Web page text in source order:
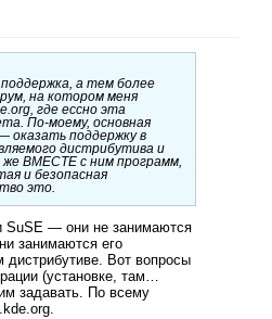
а тем более
на котором меня
где ессно эта
По-моему, основная
оказать поддержку в
дистрибутива и
ВМЕСТЕ с ним программ,
и безопасная
это.
SuSE — они не занимаются
занимаются его
дистрибутиве. Вот вопросы
(установке, там…
задавать. По всему